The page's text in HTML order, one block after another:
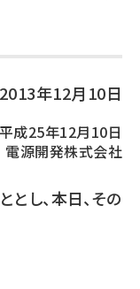
2013年12月10日
平成25年12月10日
電源開発株式会社
し、本日、その